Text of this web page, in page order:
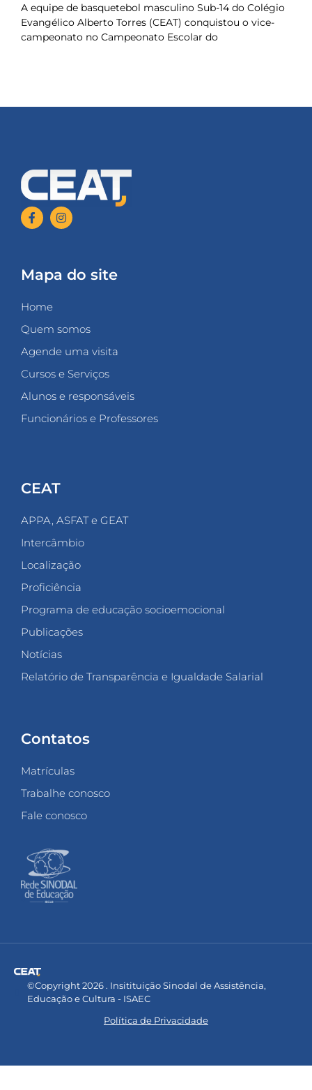
A equipe de basquetebol masculino Sub-14 do Colégio
Evangélico Alberto Torres (CEAT) conquistou o vice-
campeonato no Campeonato Escolar do
Mapa do site
Home
Quem somos
Agende uma visita
Cursos e Serviços
Alunos e responsáveis
Funcionários e Professores
CEAT
APPA, ASFAT e GEAT
Intercâmbio
Localização
Proficiência
Programa de educação socioemocional
Publicações
Notícias
Relatório de Transparência e Igualdade Salarial
Contatos
Matrículas
Trabalhe conosco
Fale conosco
©Copyright 2026 . Insitituição Sinodal de Assistência,
Educação e Cultura - ISAEC
Política de Privacidade